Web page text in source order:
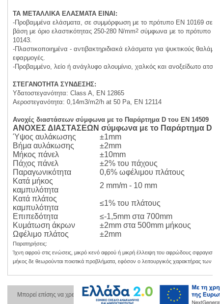
ΤΑ ΜΕΤΑΛΛΙΚΑ ΕΛΑΣΜΑΤΑ ΕΙΝΑΙ:
-Προβαμμένα ελάσματα, σε συμμόρφωση με το πρότυπο EN 10169 σε
βάση με όριο ελαστικότητας 250-280 N/mm2 σύμφωνα με το πρότυπο
10143.
-Πλαστικοποιημένα - αντιβακτηριδιακά ελάσματα για ψυκτικούς
εφαρμογές.
-Προβαμμένο, λείο ή ανάγλυφο αλουμίνιο, χαλκός και ανοξείδωτο
ΣΤΕΓΑΝΟΤΗΤΑ ΣΥΝΔΕΣΗΣ:
Υδατοστεγανότητα: Class A, EN 12865
Αεροστεγανότητα: 0,14m3/m2/h at 50 Pa, EN 12114
Ανοχές διαστάσεων σύμφωνα με το Παράρτημα D του ΕΝ 14509
ΑΝΟΧΕΣ ΔΙΑΣΤΑΣΕΩΝ σύμφωνα με το Παράρτημα D
Ύψος αυλάκωσης
±1mm
Βήμα αυλάκωσης
±2mm
Μήκος πάνελ
±10mm
Πάχος πάνελ
±2% του πάχους
Παραγωνικότητα
0,6% ωφέλιμου πλάτους
Κατά μήκος
καμπυλότητα
2 mm/m - 10 mm
Κατά πλάτος
καμπυλότητα
≤1% του πλάτους
Επιπεδότητα
≤-1,5mm στα 700mm
Κυμάτωση άκρων
±2mm στα 500mm μήκους
Ωφέλιμο πλάτος
±2mm
Παρατηρήσεις:
Ίχνη αφρού στις ενώσεις, μικρό κενό αφρού ή μικρή έλλειψη του αφρώδους
μήκος δε θεωρούνται ποιοτικά προβλήματα, εφόσον ο λειτουργικός χαρακτήρας των
Μπορεί επίσης να χρειαστείτε